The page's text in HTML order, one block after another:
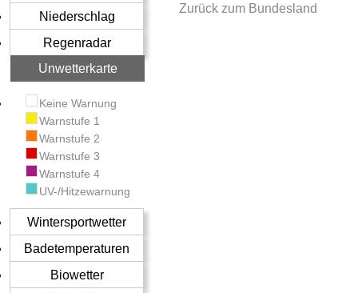
Niederschlag
Regenradar
Unwetterkarte
Keine Warnung
Warnstufe 1
Warnstufe 2
Warnstufe 3
Warnstufe 4
UV-/Hitzewarnung
Wintersportwetter
Badetemperaturen
Biowetter
Zurück zum Bundesland